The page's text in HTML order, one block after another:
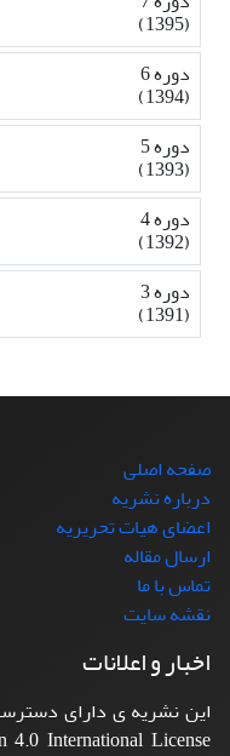
(1395)
دوره 6
(1394)
دوره 5
(1393)
دوره 4
(1392)
دوره 3
(1391)
صفحه اصلی
درباره نشریه
اعضای هیات تحریریه
ارسال مقاله
تماس با ما
نقشه سایت
اخبار و اعلانات
این نشریه ی دارای